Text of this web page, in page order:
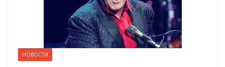
НОВОСТИ